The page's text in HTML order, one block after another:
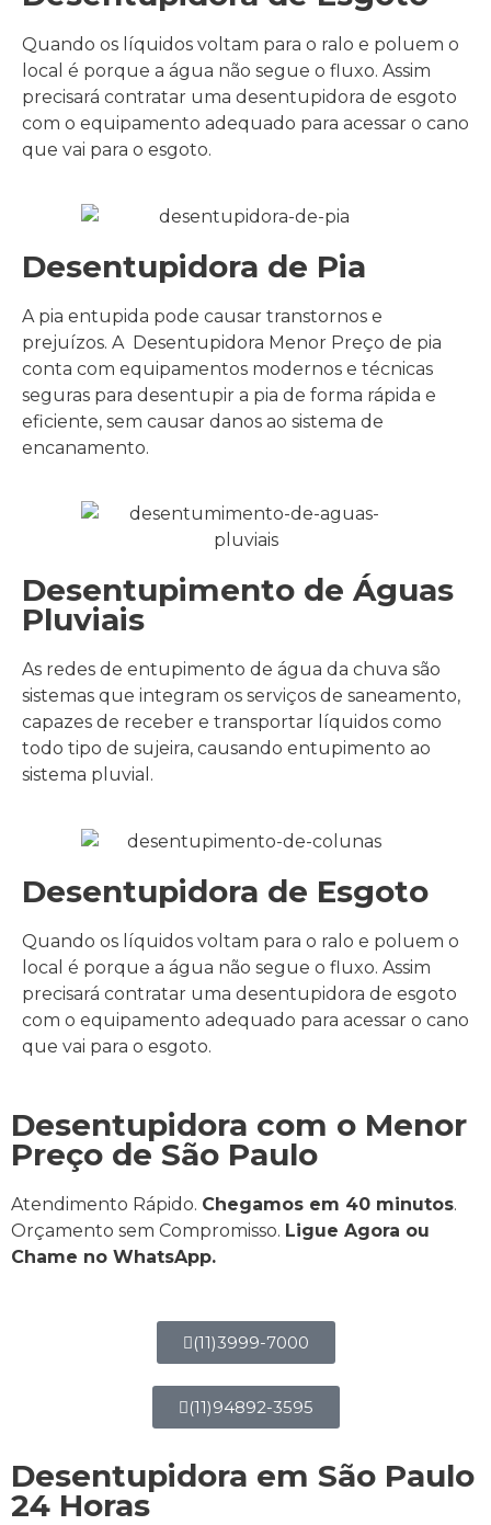
Quando os líquidos voltam para o ralo e poluem o
local é porque a água não segue o fluxo. Assim
precisará contratar uma desentupidora de esgoto
com o equipamento adequado para acessar o cano
que vai para o esgoto.
Desentupidora de Pia
A pia entupida pode causar transtornos e
prejuízos. A Desentupidora Menor Preço de pia
conta com equipamentos modernos e técnicas
seguras para desentupir a pia de forma rápida e
eficiente, sem causar danos ao sistema de
encanamento.
Desentupimento de Águas
Pluviais
As redes de entupimento de água da chuva são
sistemas que integram os serviços de saneamento,
capazes de receber e transportar líquidos como
todo tipo de sujeira, causando entupimento ao
sistema pluvial.
Desentupidora de Esgoto
Quando os líquidos voltam para o ralo e poluem o
local é porque a água não segue o fluxo. Assim
precisará contratar uma desentupidora de esgoto
com o equipamento adequado para acessar o cano
que vai para o esgoto.
Desentupidora com o Menor
Preço de São Paulo
Atendimento Rápido. Chegamos em 40 minutos.
Orçamento sem Compromisso. Ligue Agora ou
Chame no WhatsApp.
(11)3999-7000
(11)94892-3595
Desentupidora em São Paulo
24 Horas